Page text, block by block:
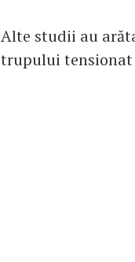
Alte studii au
trupului tensionat